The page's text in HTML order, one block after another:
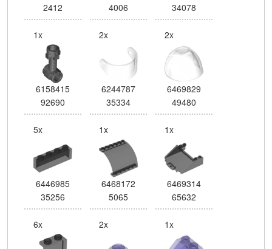
2412
4006
34078
1x
6158415
92690
2x
6244787
35334
2x
6469829
49480
5x
6446985
35256
1x
6468172
5065
1x
6469314
65632
6x 2x 1x